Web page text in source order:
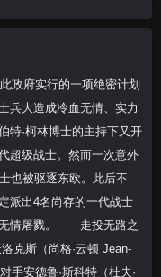
物，但是他们全部遭到
Damme 饰）出
政府实行的一项绝密计划
大造成冷血无情、实力
特·柯林博士的主持下又开
超级战士。然而一次意外
也被驱逐东欧。此后不
派出4名尚存的一代战士
无情屠戮。 走投无路之
克斯（尚格·云顿 Jean-
手安德鲁·斯科特（杜夫·